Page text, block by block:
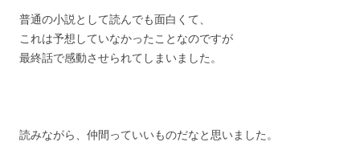
普通の小説として読んでも面白くて、
これは予想していなかったことなのですが
最終話で感動させられてしまいました。
読みながら、仲間っていいものだなと思いました。